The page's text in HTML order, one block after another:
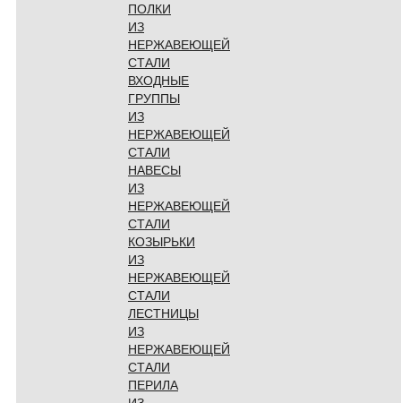
ПОЛКИ
ИЗ
НЕРЖАВЕЮЩЕЙ
СТАЛИ
ВХОДНЫЕ
ГРУППЫ
ИЗ
НЕРЖАВЕЮЩЕЙ
СТАЛИ
НАВЕСЫ
ИЗ
НЕРЖАВЕЮЩЕЙ
СТАЛИ
КОЗЫРЬКИ
ИЗ
НЕРЖАВЕЮЩЕЙ
СТАЛИ
ЛЕСТНИЦЫ
ИЗ
НЕРЖАВЕЮЩЕЙ
СТАЛИ
ПЕРИЛА